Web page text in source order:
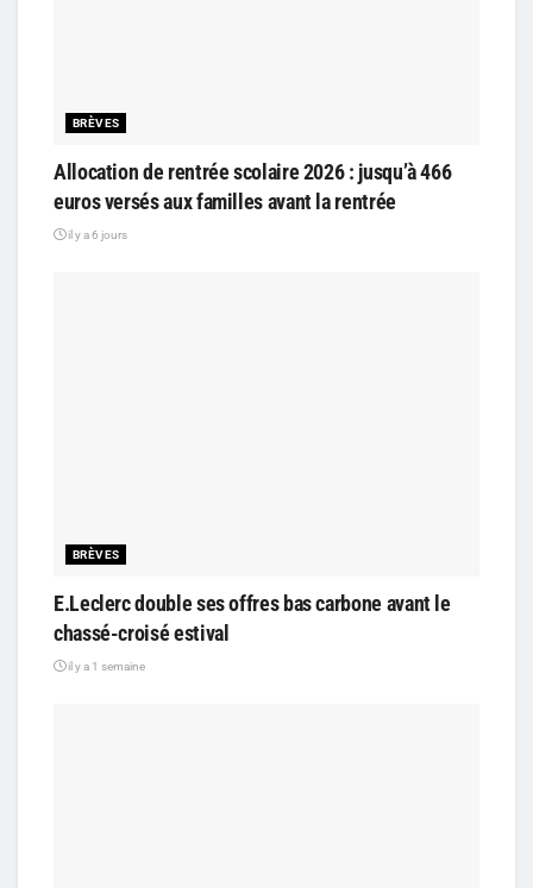
BRÈVES
Allocation de rentrée scolaire 2026 : jusqu’à 466
euros versés aux familles avant la rentrée
il y a 6 jours
BRÈVES
E.Leclerc double ses offres bas carbone avant le
chassé-croisé estival
il y a 1 semaine